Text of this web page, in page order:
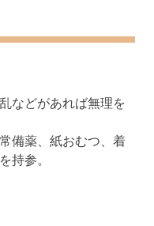
などがあれば無理を
常備薬、紙おむつ、着
持参。